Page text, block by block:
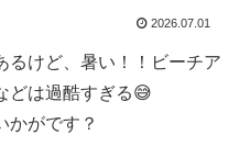
2026.07.01
るけど、暑い！！ビーチア
どは過酷すぎる😅
かがです？